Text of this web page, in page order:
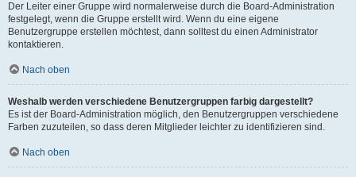
Der Leiter einer Gruppe wird normalerweise durch die Board-Administration
festgelegt, wenn die Gruppe erstellt wird. Wenn du eine eigene
Benutzergruppe erstellen möchtest, dann solltest du einen Administrator
kontaktieren.
Nach oben
Weshalb werden verschiedene Benutzergruppen farbig dargestellt?
Es ist der Board-Administration möglich, den Benutzergruppen verschiedene
Farben zuzuteilen, so dass deren Mitglieder leichter zu identifizieren sind.
Nach oben